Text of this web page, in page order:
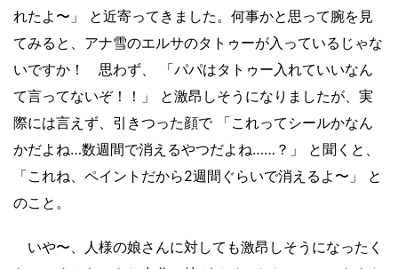
れたよ〜」 と近寄ってきました。何事かと思って腕を見
てみると、アナ雪のエルサのタトゥーが入っているじゃな
いですか！ 思わず、 「パパはタトゥー入れていいなん
て言ってないぞ！！」 と激昂しそうになりましたが、実
際には言えず、引きつった顔で 「これってシールかなん
かだよね…数週間で消えるやつだよね……？」 と聞くと、
「これね、ペイントだから2週間ぐらいで消えるよ〜」 と
のこと。
いや〜、人様の娘さんに対しても激昂しそうになったく